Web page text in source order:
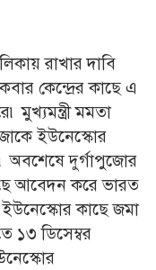
রাখার দাবি
কেন্দ্রের কাছে এ
মুখ্যমন্ত্রী মমতা
ইউনেস্কোর
অবশেষে দুর্গাপুজোর
আবেদন করে ভারত
কাছে জমা
১৩ ডিসেম্বর